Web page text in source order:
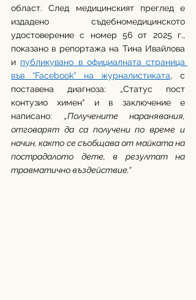
област. След медицинският преглед е
издадено съдебномедицинското
удостоверение с номер 56 от 2025 г.,
показано в репортажа на Тина Ивайлова
и публикувано в официалната страница
във “Facebook” на журналистиката, с
поставена диагноза: „Статус пост
контузио химен“ и в заключение е
написано: „Получените наранявания,
отговарят да са получени по време и
начин, както се съобщава от майката на
пострадалото дете, в резултат на
травматично въздействие.“